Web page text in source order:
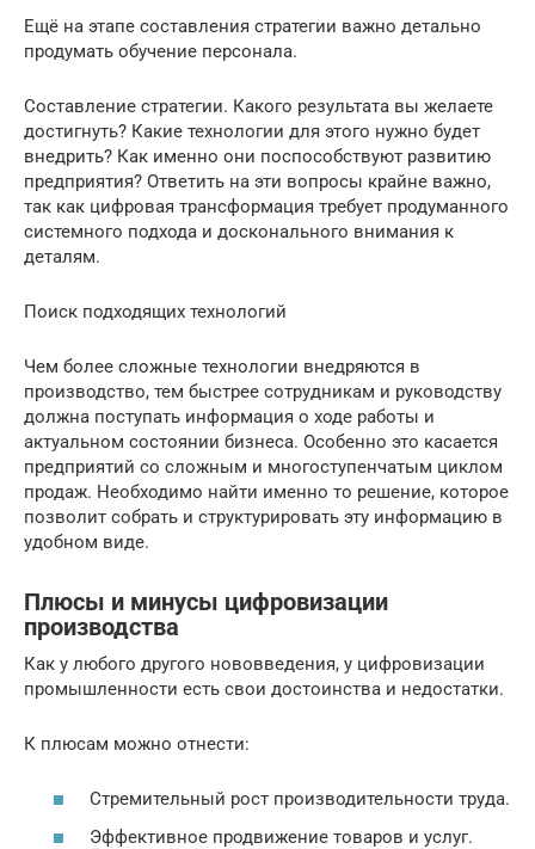
Ещё на этапе составления стратегии важно детально
продумать обучение персонала.
Составление стратегии. Какого результата вы желаете
достигнуть? Какие технологии для этого нужно будет
внедрить? Как именно они поспособствуют развитию
предприятия? Ответить на эти вопросы крайне важно,
так как цифровая трансформация требует продуманного
системного подхода и досконального внимания к
деталям.
Поиск подходящих технологий
Чем более сложные технологии внедряются в
производство, тем быстрее сотрудникам и руководству
должна поступать информация о ходе работы и
актуальном состоянии бизнеса. Особенно это касается
предприятий со сложным и многоступенчатым циклом
продаж. Необходимо найти именно то решение, которое
позволит собрать и структурировать эту информацию в
удобном виде.
Плюсы и минусы цифровизации
производства
Как у любого другого нововведения, у цифровизации
промышленности есть свои достоинства и недостатки.
К плюсам можно отнести:
Стремительный рост производительности труда.
Эффективное продвижение товаров и услуг.